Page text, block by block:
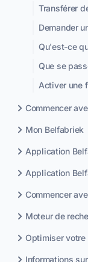
Transférer
Demander
Qu'est-ce
Que se
Activer une
Commencer
Mon Belfabriek
Application
Application
Commencer
Moteur de
Optimiser votre
Informations